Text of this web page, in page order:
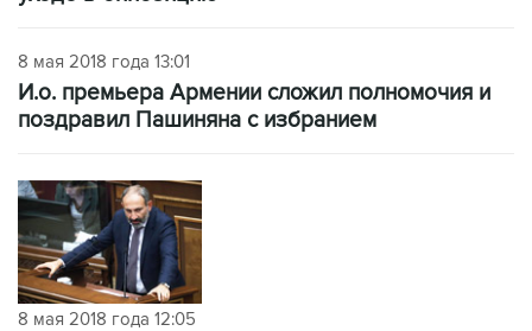
8 мая 2018 года 13:01
И.о. премьера Армении сложил полномочия и
поздравил Пашиняна с избранием
8 мая 2018 года 12:05